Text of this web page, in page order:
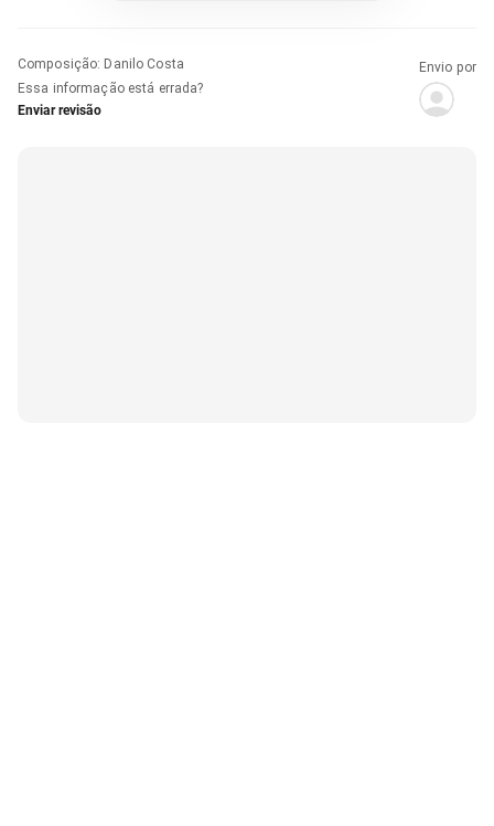
Composição: Danilo Costa
Essa informação está errada?
Enviar revisão
Envio por